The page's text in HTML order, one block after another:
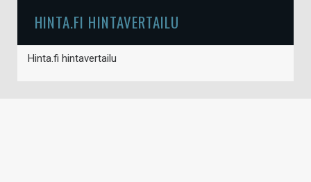
HINTA.FI HINTAVERTAILU
Hinta.fi hintavertailu